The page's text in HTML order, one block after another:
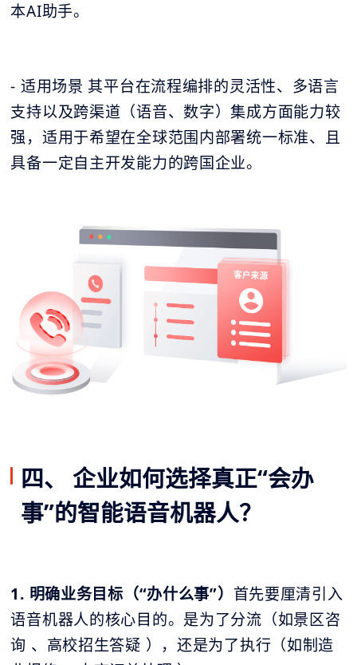
本AI助手。
- 适用场景 其平台在流程编排的灵活性、多语言
支持以及跨渠道（语音、数字）集成方面能力较
强，适用于希望在全球范围内部署统一标准、且
具备一定自主开发能力的跨国企业。
四、 企业如何选择真正“会办
事”的智能语音机器人？
1. 明确业务目标（“办什么事”） 首先要厘清引入
语音机器人的核心目的。是为了分流（如景区咨
询 、高校招生答疑 ），还是为了执行（如制造